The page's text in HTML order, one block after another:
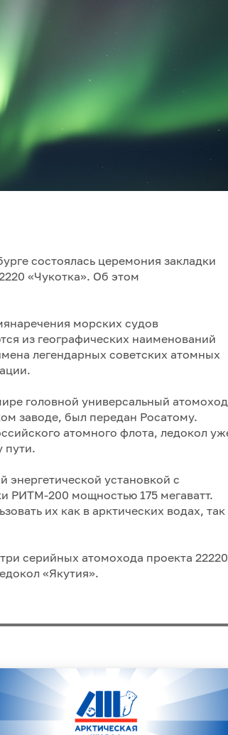
состоялась церемония закладки
«Чукотка». Об этом
морских судов
из географических наименований
легендарных советских атомных
головной универсальный атомоход
заводе, был передан Росатому.
атомного флота, ледокол
пути.
установкой с
РИТМ-200 мощностью 175 мегаватт.
их как в арктических водах, так
серийных атомохода проекта 22220
«Якутия».